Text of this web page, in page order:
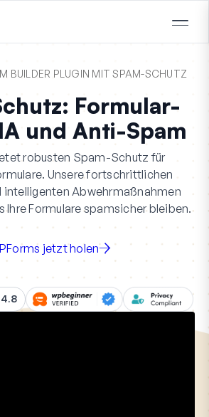
BUILDER PLUGIN MIT SPAM-SCHUTZ
Formular-
und Anti-Spam
robusten Spam-Schutz für
Unsere fortschrittlichen
intelligenten Abwehrmaßnahmen
Ihre Formulare spamsicher bleiben.
jetzt holen
4.8